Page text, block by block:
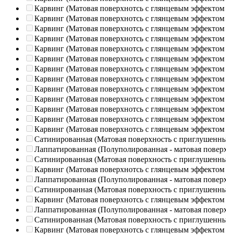
Карвинг (Матовая поверхнотсь с глянцевым эффектом
Карвинг (Матовая поверхнотсь с глянцевым эффектом
Карвинг (Матовая поверхнотсь с глянцевым эффектом
Карвинг (Матовая поверхнотсь с глянцевым эффектом
Карвинг (Матовая поверхнотсь с глянцевым эффектом
Карвинг (Матовая поверхнотсь с глянцевым эффектом
Карвинг (Матовая поверхнотсь с глянцевым эффектом
Карвинг (Матовая поверхнотсь с глянцевым эффектом
Карвинг (Матовая поверхнотсь с глянцевым эффектом
Карвинг (Матовая поверхнотсь с глянцевым эффектом
Карвинг (Матовая поверхнотсь с глянцевым эффектом
Карвинг (Матовая поверхнотсь с глянцевым эффектом
Карвинг (Матовая поверхнотсь с глянцевым эффектом
Сатинированная (Матовая поверхность с
Лаппатированная (Полуполированная - матовая
Сатинированная (Матовая поверхность с
Карвинг (Матовая поверхнотсь с глянцевым эффектом
Лаппатированная (Полуполированная - матовая
Сатинированная (Матовая поверхность с
Карвинг (Матовая поверхнотсь с глянцевым эффектом
Лаппатированная (Полуполированная - матовая
Сатинированная (Матовая поверхность с
Карвинг (Матовая поверхнотсь с глянцевым эффектом